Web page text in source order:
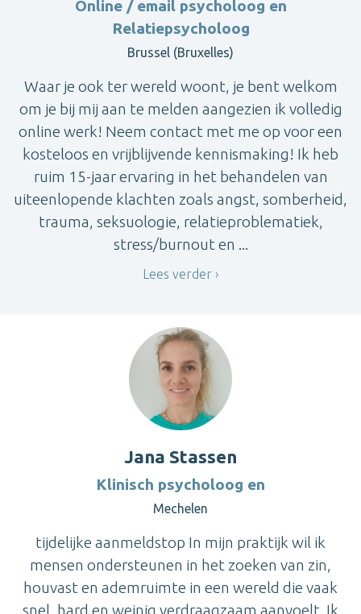
Online / email psycholoog en
Relatiepsycholoog
Brussel (Bruxelles)
Waar je ook ter wereld woont, je bent welkom
om je bij mij aan te melden aangezien ik volledig
online werk! Neem contact met me op voor een
kosteloos en vrijblijvende kennismaking! Ik heb
ruim 15-jaar ervaring in het behandelen van
uiteenlopende klachten zoals angst, somberheid,
trauma, seksuologie, relatieproblematiek,
stress/burnout en ...
Lees verder
Jana Stassen
Klinisch psycholoog en
Mechelen
tijdelijke aanmeldstop In mijn praktijk wil ik
mensen ondersteunen in het zoeken van zin,
houvast en ademruimte in een wereld die vaak
snel, hard en weinig verdraagzaam aanvoelt. Ik